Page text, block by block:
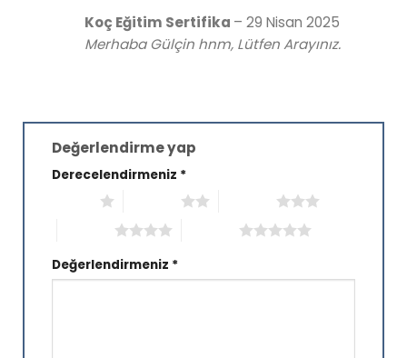
Koç Eğitim Sertifika – 29 Nisan 2025
Merhaba Gülçin hnm, Lütfen Arayınız.
Değerlendirme yap
Derecelendirmeniz *
Değerlendirmeniz *